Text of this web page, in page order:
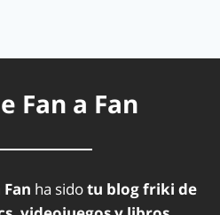
Fan a Fan
Fan ha sidotu blog friki de